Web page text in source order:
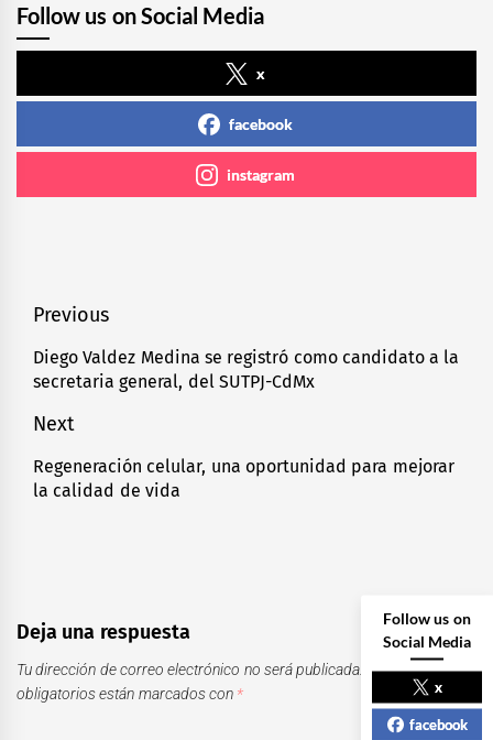
Follow us on Social Media
x
facebook
instagram
Navegación
de
entradas
Previous
Previous
post:
Diego Valdez Medina se registró como candidato a la
secretaria general, del SUTPJ-CdMx
Next
Next
post:
Regeneración celular, una oportunidad para mejorar
la calidad de vida
Deja una respuesta
Tu dirección de correo electrónico no será publicada.
Los campos
obligatorios están marcados con *
Follow us on
Social Media
x
facebook